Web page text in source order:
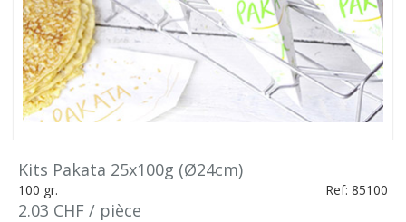
Kits Pakata 25x100g (Ø24cm)
100 gr. Ref: 85100
2.03 CHF / pièce